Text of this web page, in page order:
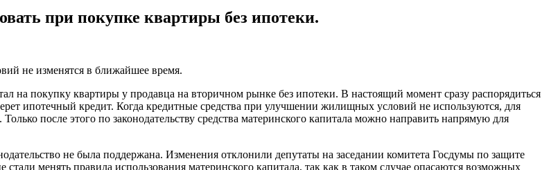
при покупке квартиры без ипотеки.
не изменятся в ближайшее время.
на покупку квартиры у продавца на вторичном рынке без ипотеки. В настоящий момент сразу распорядиться
ипотечный кредит. Когда кредитные средства при улучшении жилищных условий не используются, для
после этого по законодательству средства материнского капитала можно направить напрямую для
не была поддержана. Изменения отклонили депутаты на заседании комитета Госдумы по защите
стали менять правила использования материнского капитала, так как в таком случае опасаются возможных